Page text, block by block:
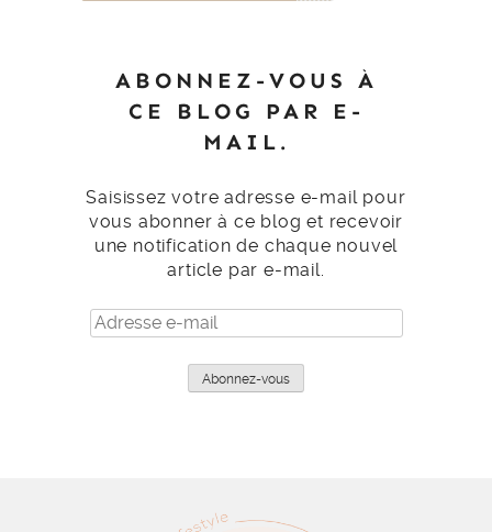
ABONNEZ-VOUS À
CE BLOG PAR E-
MAIL.
Saisissez votre adresse e-mail pour
vous abonner à ce blog et recevoir
une notification de chaque nouvel
article par e-mail.
Adresse
e-
Abonnez-vous